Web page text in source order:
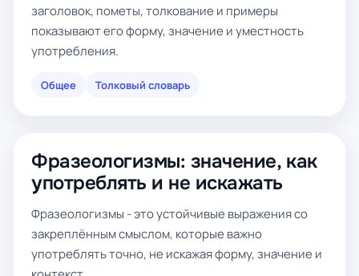
заголовок, пометы, толкование и примеры
показывают его форму, значение и уместность
употребления.
Общее Толковый словарь
Фразеологизмы: значение, как
употреблять и не искажать
Фразеологизмы - это устойчивые выражения со
закреплённым смыслом, которые важно
употреблять точно, не искажая форму, значение и